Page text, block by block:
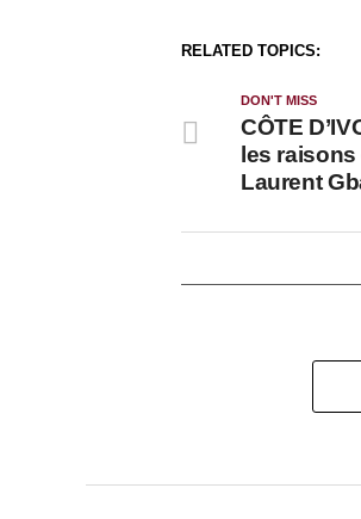
RELATED TOPICS:
DON'T MISS
CÔTE
les
Laurent